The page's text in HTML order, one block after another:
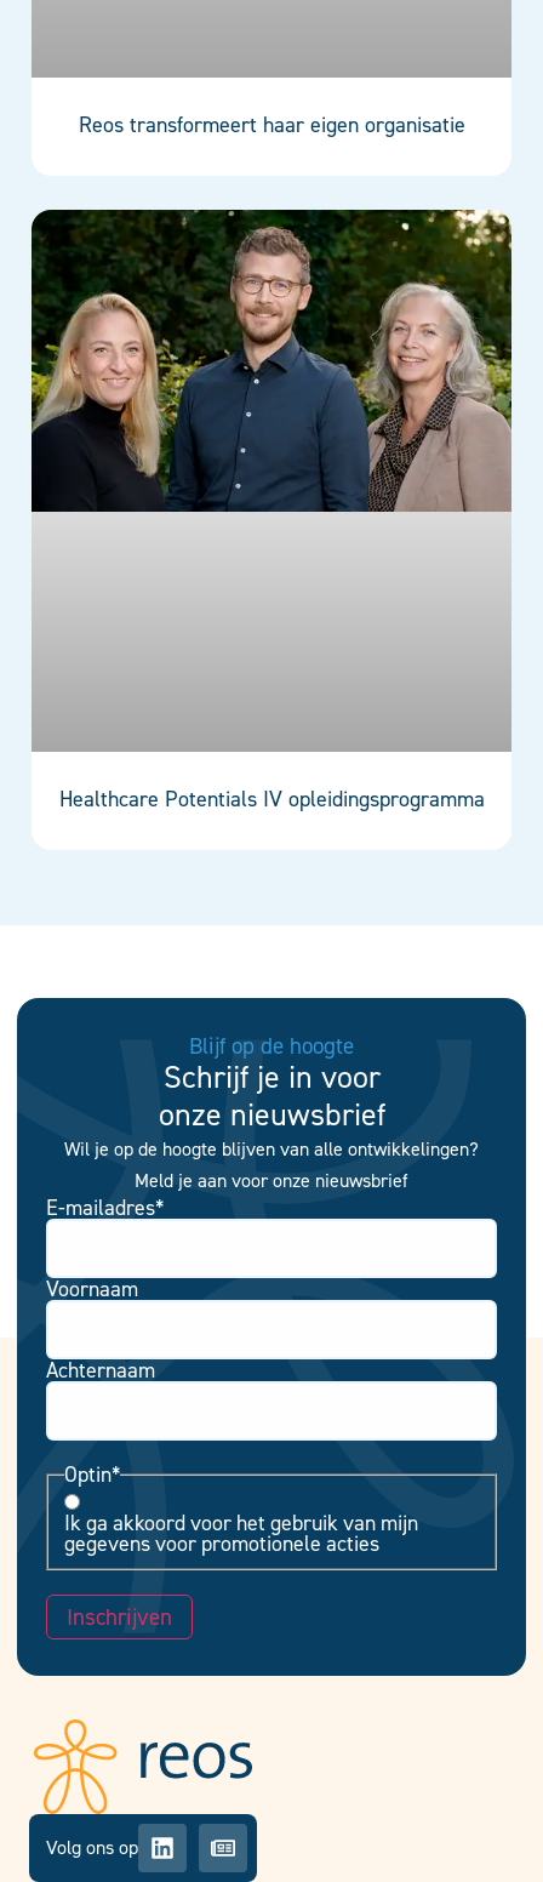
Reos transformeert haar eigen organisatie
Healthcare Potentials IV opleidingsprogramma
Blijf op de hoogte
Schrijf je in voor
onze nieuwsbrief
Wil je op de hoogte blijven van alle ontwikkelingen?
Meld je aan voor onze nieuwsbrief
E-mailadres*
Voornaam
Achternaam
Optin*
Ik ga akkoord voor het gebruik van mijn
gegevens voor promotionele acties
Inschrijven
Volg ons op